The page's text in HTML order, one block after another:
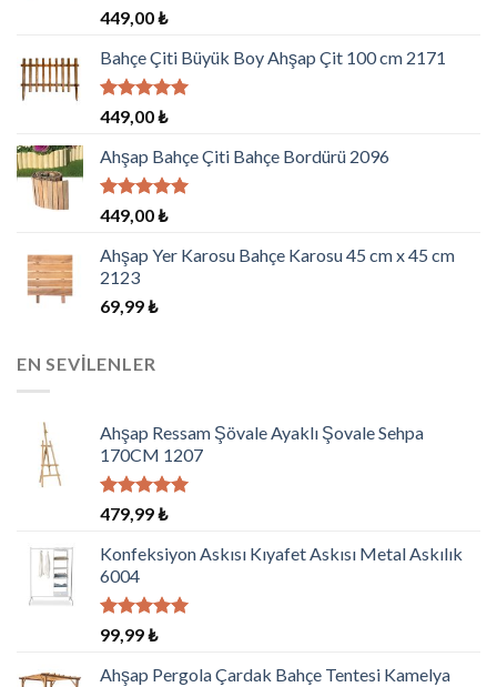
5
üzerinden
4.00
oy
aldı
449,00₺
Bahçe Çiti Büyük Boy Ahşap Çit 100 cm 2171
5 üzerinden
5.00oy
aldı
449,00₺
Ahşap Bahçe Çiti Bahçe Bordürü 2096
5 üzerinden
5.00oy
aldı
449,00₺
Ahşap Yer Karosu Bahçe Karosu 45 cm x 45 cm
2123
69,99₺
EN SEVILENLER
Ahşap Ressam Şövale Ayaklı Şovale Sehpa
170CM 1207
5 üzerinden
5.00oy
aldı
479,99₺
Konfeksiyon Askısı Kıyafet Askısı Metal Askılık
6004
5 üzerinden
5.00
aldı
99,99₺
Ahşap Pergola Çardak Bahçe Tentesi Kamelya